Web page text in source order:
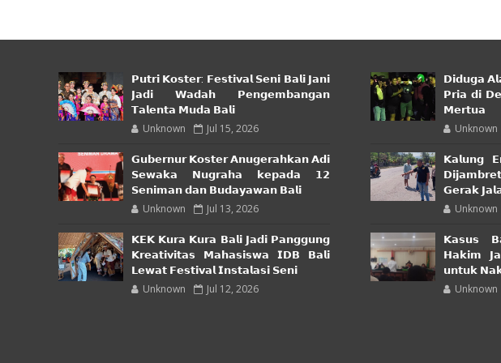
𝗣𝘂𝘁𝗿𝗶 𝗞𝗼𝘀𝘁𝗲𝗿: 𝗙𝗲𝘀𝘁𝗶𝘃𝗮𝗹 𝗦𝗲𝗻𝗶 𝗕𝗮𝗹𝗶 𝗝𝗮𝗻𝗶
𝗝𝗮𝗱𝗶 𝗪𝗮𝗱𝗮𝗵 𝗣𝗲𝗻𝗴𝗲𝗺𝗯𝗮𝗻𝗴𝗮𝗻
𝗧𝗮𝗹𝗲𝗻𝘁𝗮 𝗠𝘂𝗱𝗮 𝗕𝗮𝗹𝗶
Unknown Jul 15, 2026
𝗚𝘂𝗯𝗲𝗿𝗻𝘂𝗿 𝗞𝗼𝘀𝘁𝗲𝗿 𝗔𝗻𝘂𝗴𝗲𝗿𝗮𝗵𝗸𝗮𝗻 𝗔𝗱𝗶
𝗦𝗲𝘄𝗮𝗸𝗮 𝗡𝘂𝗴𝗿𝗮𝗵𝗮 𝗸𝗲𝗽𝗮𝗱𝗮 𝟭𝟮
𝗦𝗲𝗻𝗶𝗺𝗮𝗻 𝗱𝗮𝗻 𝗕𝘂𝗱𝗮𝘆𝗮𝘄𝗮𝗻 𝗕𝗮𝗹𝗶
Unknown Jul 13, 2026
𝗞𝗘𝗞 𝗞𝘂𝗿𝗮 𝗞𝘂𝗿𝗮 𝗕𝗮𝗹𝗶 𝗝𝗮𝗱𝗶 𝗣𝗮𝗻𝗴𝗴𝘂𝗻𝗴
𝗞𝗿𝗲𝗮𝘁𝗶𝘃𝗶𝘁𝗮𝘀 𝗠𝗮𝗵𝗮𝘀𝗶𝘀𝘄𝗮 𝗜𝗗𝗕 𝗕𝗮𝗹𝗶
𝗟𝗲𝘄𝗮𝘁 𝗙𝗲𝘀𝘁𝗶𝘃𝗮𝗹 𝗜𝗻𝘀𝘁𝗮𝗹𝗮𝘀𝗶 𝗦𝗲𝗻𝗶
Unknown Jul 12, 2026
𝗗𝗶𝗱𝘂𝗴𝗮
𝗣𝗿𝗶𝗮 𝗱𝗶
𝗠𝗲𝗿𝘁𝘂𝗮
Unknown
𝗞𝗮𝗹𝘂𝗻𝗴
𝗚𝗲𝗿𝗮𝗸
Unknown
𝗞𝗮𝘀𝘂𝘀
𝗛𝗮𝗸𝗶𝗺
𝘂𝗻𝘁𝘂𝗸
Unknown